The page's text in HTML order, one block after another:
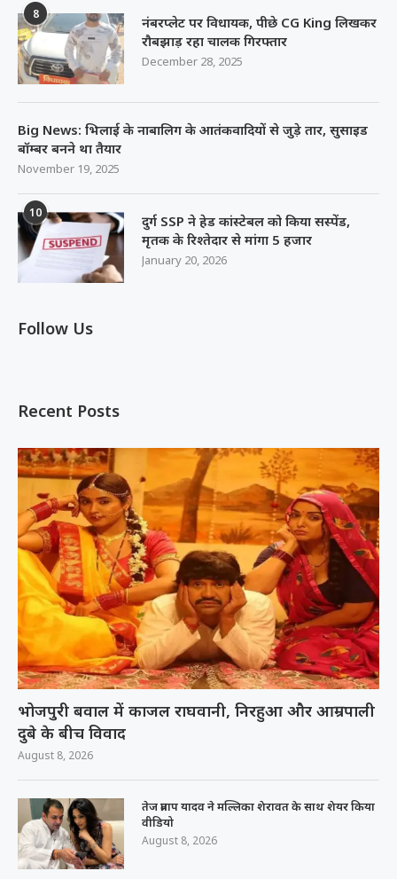
8
नंबरप्लेट पर विधायक, पीछे CG King लिखकर
रौबझाड़ रहा चालक गिरफ्तार
December 28, 2025
Big News: भिलाई के नाबालिग के आतंकवादियों से जुड़े तार, सुसाइड
बॉम्बर बनने था तैयार
November 19, 2025
10
दुर्ग SSP ने हेड कांस्टेबल को किया सस्पेंड,
मृतक के रिश्तेदार से मांगा 5 हजार
January 20, 2026
Follow Us
Recent Posts
भोजपुरी बवाल में काजल राघवानी, निरहुआ और आम्रपाली
दुबे के बीच विवाद
August 8, 2026
तेज प्रताप यादव ने मल्लिका शेरावत के साथ शेयर किया
वीडियो
August 8, 2026